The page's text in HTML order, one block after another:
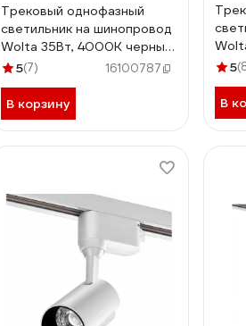
Трековый однофазный
светильник на шинопровод
Wolta 35Вт, 4000К черный
WTL-35W/01B
5(7) 16100787
В корзину
5
В